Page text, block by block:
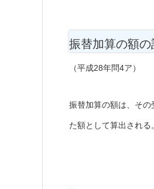
振替加算の額の
（平成28年問4ア）
振替加算の額は、そ
た額として算出される。